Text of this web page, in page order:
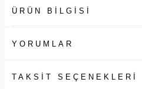
ÜRÜN BİLGİSİ
YORUMLAR
TAKSİT SEÇENEKLERİ